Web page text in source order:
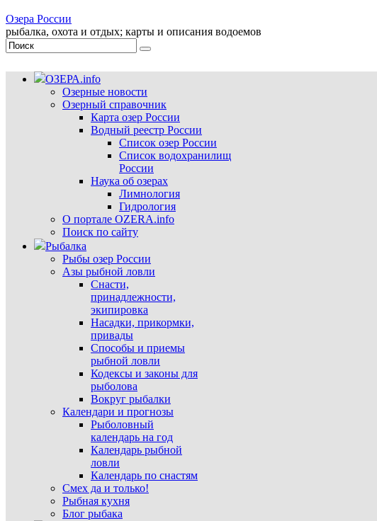
Озера России
рыбалка, охота и отдых; карты и описания водоемов
ОЗЕРА.info
Озерные новости
Озерный справочник
Карта озер России
Водный реестр России
Список озер России
Список водохранилищ
России
Наука об озерах
Лимнология
Гидрология
О портале OZERA.info
Поиск по сайту
Рыбалка
Рыбы озер России
Азы рыбной ловли
Снасти,
принадлежности,
экипировка
Насадки, прикормки,
привады
Способы и приемы
рыбной ловли
Кодексы и законы для
рыболова
Вокруг рыбалки
Календари и прогнозы
Рыболовный
календарь на год
Календарь рыбной
ловли
Календарь по снастям
Смех да и только!
Рыбная кухня
Блог рыбака